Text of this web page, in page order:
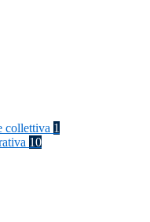
collettiva 1
10